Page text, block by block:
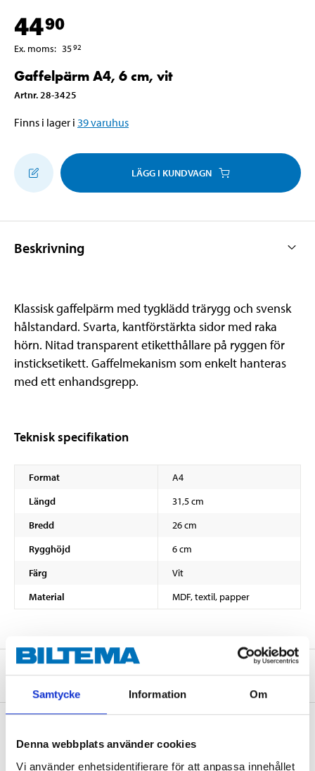
Samtycke Information Om
Denna webbplats använder cookies
Vi använder enhetsidentifierare för att anpassa innehållet
4490
Ex. moms: 3592
Gaffelpärm A4, 6 cm, vit
Artnr. 28-3425
Finns i lager i 39varuhus
LÄGG I KUNDVAGN
Beskrivning
Klassisk gaffelpärm med tygklädd trärygg och svensk
hålstandard. Svarta, kantförstärkta sidor med raka
hörn. Nitad transparent etiketthållare på ryggen för
insticksetikett. Gaffelmekanism som enkelt hanteras
med ett enhandsgrepp.
Teknisk specifikation
Format
A4
Längd
31,5 cm
Bredd
26 cm
Rygghöjd
6 cm
Färg
Vit
Material
MDF, textil, papper
Om tillverkaren